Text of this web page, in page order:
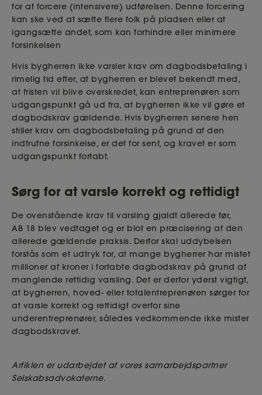
for at forcere (intensivere) udførelsen. Denne forcering
kan ske ved at sætte flere folk på pladsen eller at
igangsætte andet, som kan forhindre eller minimere
forsinkelsen
Hvis bygherren ikke varsler krav om dagbodsbetaling i
rimelig tid efter, at bygherren er blevet bekendt med,
at fristen vil blive overskredet, kan entreprenøren som
udgangspunkt gå ud fra, at bygherren ikke vil gøre et
dagbodskrav gældende. Hvis bygherren senere hen
stiller krav om dagbodsbetaling på grund af den
indtrufne forsinkelse, er det for sent, og kravet er som
udgangspunkt fortabt.
Sørg for at varsle korrekt og rettidigt
De ovenstående krav til varsling gjaldt allerede før,
AB 18 blev vedtaget og er blot en præcisering af den
allerede gældende praksis. Derfor skal uddybelsen
forstås som et udtryk for, at mange bygherrer har mistet
millioner af kroner i fortabte dagbodskrav på grund af
manglende rettidig varsling. Det er derfor yderst vigtigt,
at bygherren, hoved- eller totalentreprenøren sørger for
at varsle korrekt og rettidigt overfor sine
underentreprenører, således vedkommende ikke mister
dagbodskravet.
Artiklen er udarbejdet af vores samarbejdspartner
Selskabsadvokaterne.